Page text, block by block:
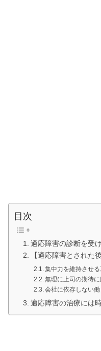
目次
適応障害の診断を受
【適応障害とされた
集中力を維持させ
無理に上司の期待
会社に依存しない
適応障害の治療には